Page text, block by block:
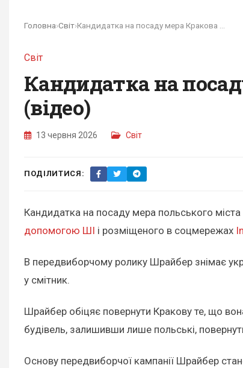
Головна›Світ›
Світ
Кандидатка на
(відео)
13 червня 2026 Світ
ПОДІЛИТИСЯ:
Кандидатка на посаду мера польського
допомогою ШІ і розміщеного в соцмережах
В передвиборчому ролику Шрайбер знімає
у смітник.
Шрайбер обіцяє повернути Кракову те, що
будівель, залишивши лише польські,
Основу передвиборчої кампанії Шрайбер